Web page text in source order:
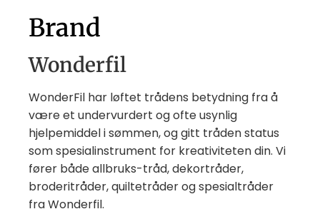
Brand
Wonderfil
WonderFil har løftet trådens betydning fra å
være et undervurdert og ofte usynlig
hjelpemiddel i sømmen, og gitt tråden status
som spesialinstrument for kreativiteten din. Vi
fører både allbruks-tråd, dekortråder,
broderitråder, quiltetråder og spesialtråder
fra Wonderfil.